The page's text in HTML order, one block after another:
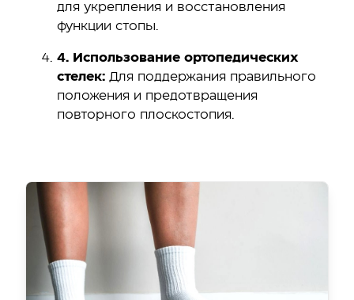
для укрепления и восстановления
функции стопы.
4. Использование ортопедических
стелек: Для поддержания правильного
положения и предотвращения
повторного плоскостопия.